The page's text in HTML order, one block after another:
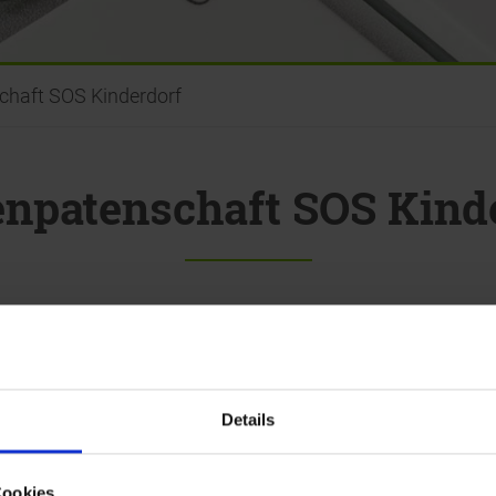
Details
SOS Kinderdorf
SOS
auf der ganzen Welt. Das besondere an dem
erfüllt, sondern auch einfamiliäres Umfeld
Entwicklung und Nutzung der eigenen
nolteteam die SOS-Kinderdörfer mit einer